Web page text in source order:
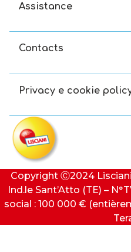
Assistance
Contacts
Privacy e cookie
Copyright Ⓒ2024
Ind.le Sant’Atto (TE) –
social : 100 000 €